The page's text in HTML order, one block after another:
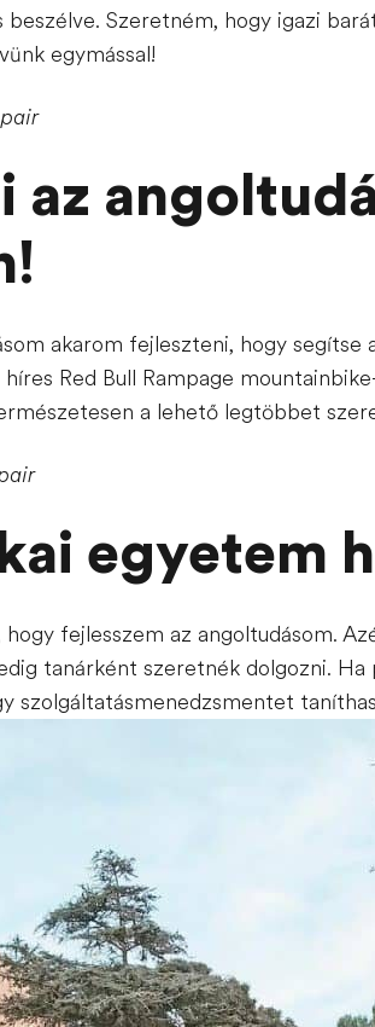
Szeretném, hogy igazi
egymással!
az
akarom fejleszteni, hogy
Red Bull Rampage
a lehető legtöbbet
egyetem
fejlesszem az angoltudásom.
tanárként szeretnék dolgozni. Ha
szolgáltatásmenedzsmentet